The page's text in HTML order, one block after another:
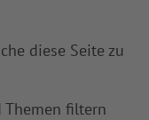
diese Seite zu
Themen filtern